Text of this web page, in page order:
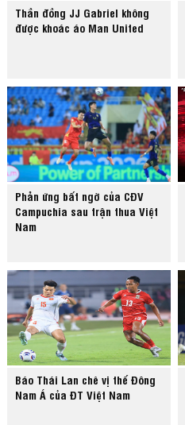
Thần đồng JJ Gabriel không
được khoác áo Man United
Phản ứng bất ngờ của CĐV
Campuchia sau trận thua Việt
Nam
Báo Thái Lan chê vị thế Đông
Nam Á của ĐT Việt Nam